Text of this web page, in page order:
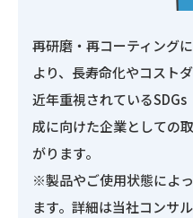
再研磨・再コーティング
より、長寿命化やコスト
近年重視されている
成に向けた企業としての
がります。
※製品やご使用状態によ
ます。詳細は当社コンサ